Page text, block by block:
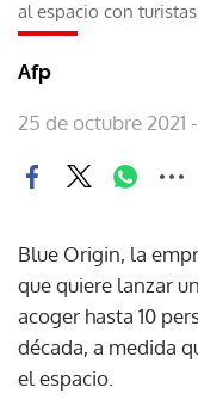
al espacio con turistas
Afp
25 de octubre 2021
Blue Origin, la
que quiere lanzar
acoger hasta 10
década, a medida
el espacio.